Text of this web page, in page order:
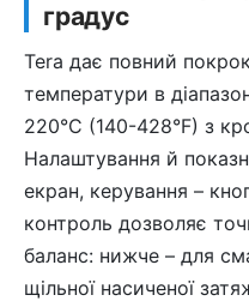
градус
Tera дає повний
температури в
220°C (140-428°F) з
Налаштування й
екран, керування –
контроль дозволяє
баланс: нижче – для
щільної насиченої